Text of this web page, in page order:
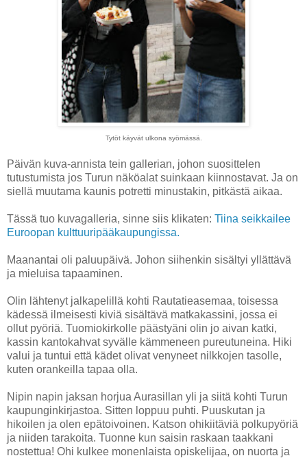
Tytöt käyvät ulkona syömässä.
Päivän kuva-annista tein gallerian, johon suosittelen
tutustumista jos Turun näköalat suinkaan kiinnostavat. Ja on
siellä muutama kaunis potretti minustakin, pitkästä aikaa.
Tässä tuo kuvagalleria, sinne siis klikaten: Tiina seikkailee
Euroopan kulttuuripääkaupungissa.
Maanantai oli paluupäivä. Johon siihenkin sisältyi yllättävä
ja mieluisa tapaaminen.
Olin lähtenyt jalkapelillä kohti Rautatieasemaa, toisessa
kädessä ilmeisesti kiviä sisältävä matkakassini, jossa ei
ollut pyöriä. Tuomiokirkolle päästyäni olin jo aivan katki,
kassin kantokahvat syvälle kämmeneen pureutuneina. Hiki
valui ja tuntui että kädet olivat venyneet nilkkojen tasolle,
kuten orankeilla tapaa olla.
Nipin napin jaksan horjua Aurasillan yli ja siitä kohti Turun
kaupunginkirjastoa. Sitten loppuu puhti. Puuskutan ja
hikoilen ja olen epätoivoinen. Katson ohikiitäviä polkupyöriä
ja niiden tarakoita. Tuonne kun saisin raskaan taakkani
nostettua! Ohi kulkee monenlaista opiskelijaa, on nuorta ja